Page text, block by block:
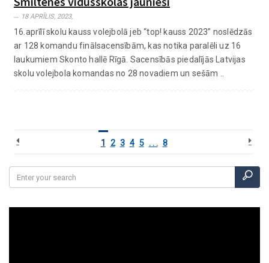
18 APRĪLIS, 2023,
16.aprīlī skolu kauss volejbolā jeb “top! kauss 2023” noslēdzās
ar 128 komandu finālsacensībām, kas notika paralēli uz 16
laukumiem Skonto hallē Rīgā. Sacensībās piedalījās Latvijas
skolu volejbola komandas no 28 novadiem un sešām ..
1 2 3 4 5 . . . 8